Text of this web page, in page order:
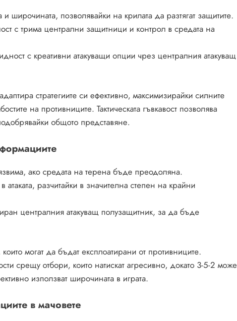
широчината, позволявайки на крилата да разтягат защитите.
с трима централни защитници и контрол в средата на
с креативни атакуващи опции чрез централния атакуващ
стратегиите си ефективно, максимизирайки силните
на противниците. Тактическата гъвкавост позволява
общото представяне.
ако средата на терена бъде преодоляна.
разчитайки в значителна степен на крайни
централния атакуващ полузащитник, за да бъде
могат да бъдат експлоатирани от противниците.
срещу отбори, които натискат агресивно, докато 3-5-2 може
използват широчината в играта.
в мачовете